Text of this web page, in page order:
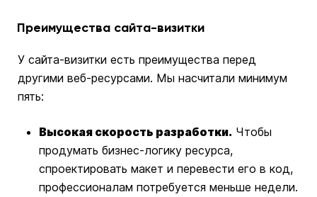
Преимущества сайта-визитки
У сайта-визитки есть преимущества перед
другими веб-ресурсами. Мы насчитали минимум
пять:
Высокая скорость разработки. Чтобы
продумать бизнес-логику ресурса,
спроектировать макет и перевести его в код,
профессионалам потребуется меньше недели.